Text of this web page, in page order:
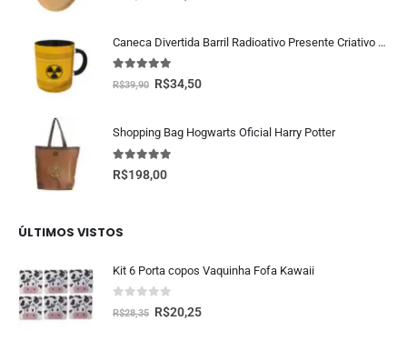
Caneca Divertida Barril Radioativo Presente Criativo Geek
5.00 fora de 5
R$39,90 R$34,50
Shopping Bag Hogwarts Oficial Harry Potter
5.00 fora de 5
R$198,00
ÚLTIMOS VISTOS
Kit 6 Porta copos Vaquinha Fofa Kawaii
fora de 5
R$28,35 R$20,25